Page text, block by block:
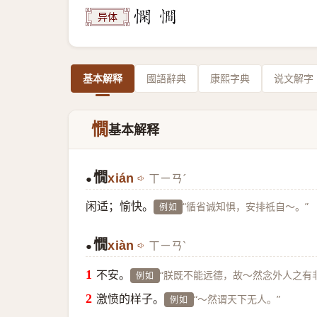
异体
基本解释 國語辭典 康熙字典 说文解字
憪基本解释
● 憪xián ㄒㄧㄢˊ
闲适；愉快。 例如 “循省诚知惧，安排祗自～。”
● 憪xiàn ㄒㄧㄢˋ
不安。 例如 “朕既不能远德，故～然念外人之有
激愤的样子。 例如 “～然谓天下无人。”